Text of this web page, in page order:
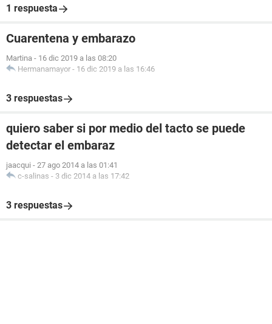
1 respuesta
Cuarentena y embarazo
Martina - 16 dic 2019 a las 08:20
Hermanamayor - 16 dic 2019 a las 16:46
3 respuestas
quiero saber si por medio del tacto se puede
detectar el embaraz
jaacqui - 27 ago 2014 a las 01:41
c-salinas - 3 dic 2014 a las 17:42
3 respuestas